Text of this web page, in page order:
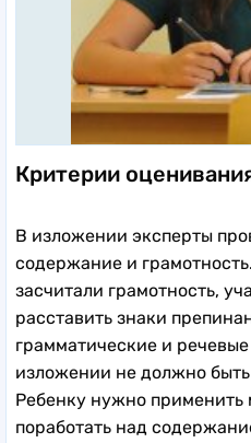
Критерии
В изложении эксперты
содержание и
засчитали грамотность,
расставить знаки
грамматические и
изложении не должно
Ребенку нужно применить
поработать над